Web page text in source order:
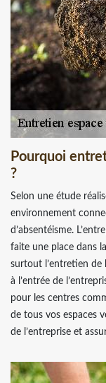
Pourquoi
?
Selon une étude
environnement
d’absentéisme.
faite une place dans
surtout l’entretien de
à l’entrée de
pour les centres
de tous vos espaces
de l’entreprise et